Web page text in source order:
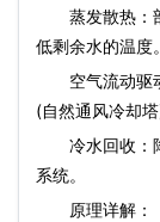
蒸发散热‌：部
低剩余水的温度。
空气流动驱动‌
(自然通风冷却
冷水回收‌：降
系统。
原理详解：